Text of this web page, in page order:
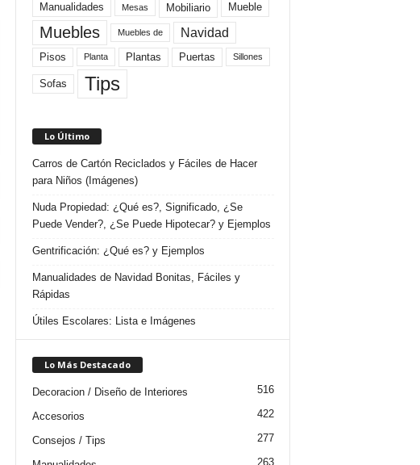
Manualidades Mesas Mobiliario Mueble
Muebles Muebles de Navidad
Pisos Planta Plantas Puertas Sillones
Sofas Tips
Lo Último
Carros de Cartón Reciclados y Fáciles de Hacer
para Niños (Imágenes)
Nuda Propiedad: ¿Qué es?, Significado, ¿Se
Puede Vender?, ¿Se Puede Hipotecar? y Ejemplos
Gentrificación: ¿Qué es? y Ejemplos
Manualidades de Navidad Bonitas, Fáciles y
Rápidas
Útiles Escolares: Lista e Imágenes
Lo Más Destacado
Decoracion / Diseño de Interiores 516
Accesorios 422
Consejos / Tips 277
263